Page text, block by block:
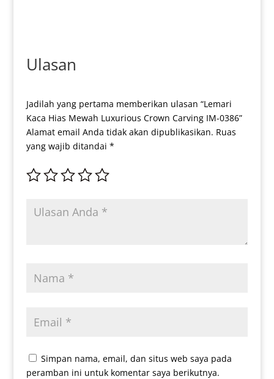
Ulasan
Jadilah yang pertama memberikan ulasan “Lemari
Kaca Hias Mewah Luxurious Crown Carving IM-0386”
Alamat email Anda tidak akan dipublikasikan. Ruas
yang wajib ditandai *
Simpan nama, email, dan situs web saya pada
peramban ini untuk komentar saya berikutnya.